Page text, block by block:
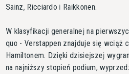
Sainz, Ricciardo i Raikkonen.
W klasyfikacji generalnej na
quo - Verstappen znajduje się wciąż
Hamiltonem. Dzięki dzisiejszej
na najniższy stopień podium,